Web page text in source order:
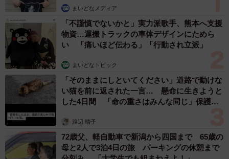
昭和にタイムスリップしたかのようなシンプルな車内
車内は昭和の電車を感じさせるシンプルなつくり。最新車
両でよく見かける座席端の仕切り板などがないため、開放
感があります。
水間鉄道に乗ったらつり革にご注目
まいどなメディア
「不謹慎でないかと」実力派歌手、熊本へ支援
物資…運搬トラックの車体デザインにためら
い 「痛いほど伝わる」「行動され立派」
まいどなトピック
「そのままにしといてください」道路で動けな
い猫を前に返された一言… 懸命に生きようと
した4日間 「命の重さはみんな同じ」保護団
渡辺 晴子
72歳父、軽自動車で新潟から四国まで 65歳の
母と2人で3泊4日の旅 パーキングの休憩まで